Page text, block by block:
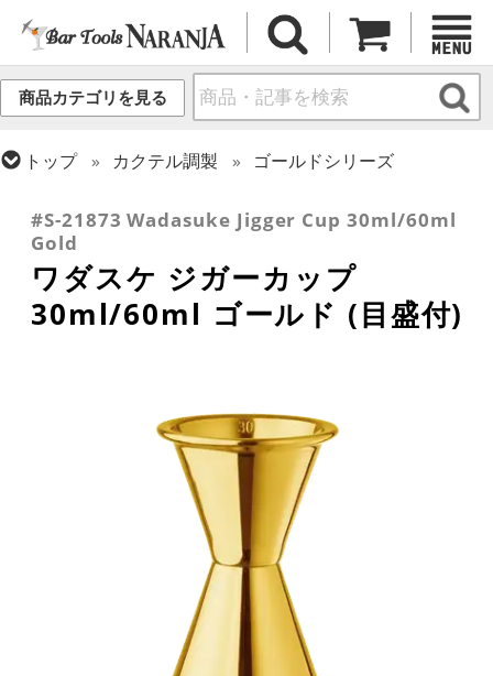
商品カテゴリを見る
トップ カクテル調製
ゴールドシリーズ
#S-21873 Wadasuke Jigger Cup 30ml/60ml
Gold
ワダスケ ジガーカップ
30ml/60ml ゴールド (目盛付)